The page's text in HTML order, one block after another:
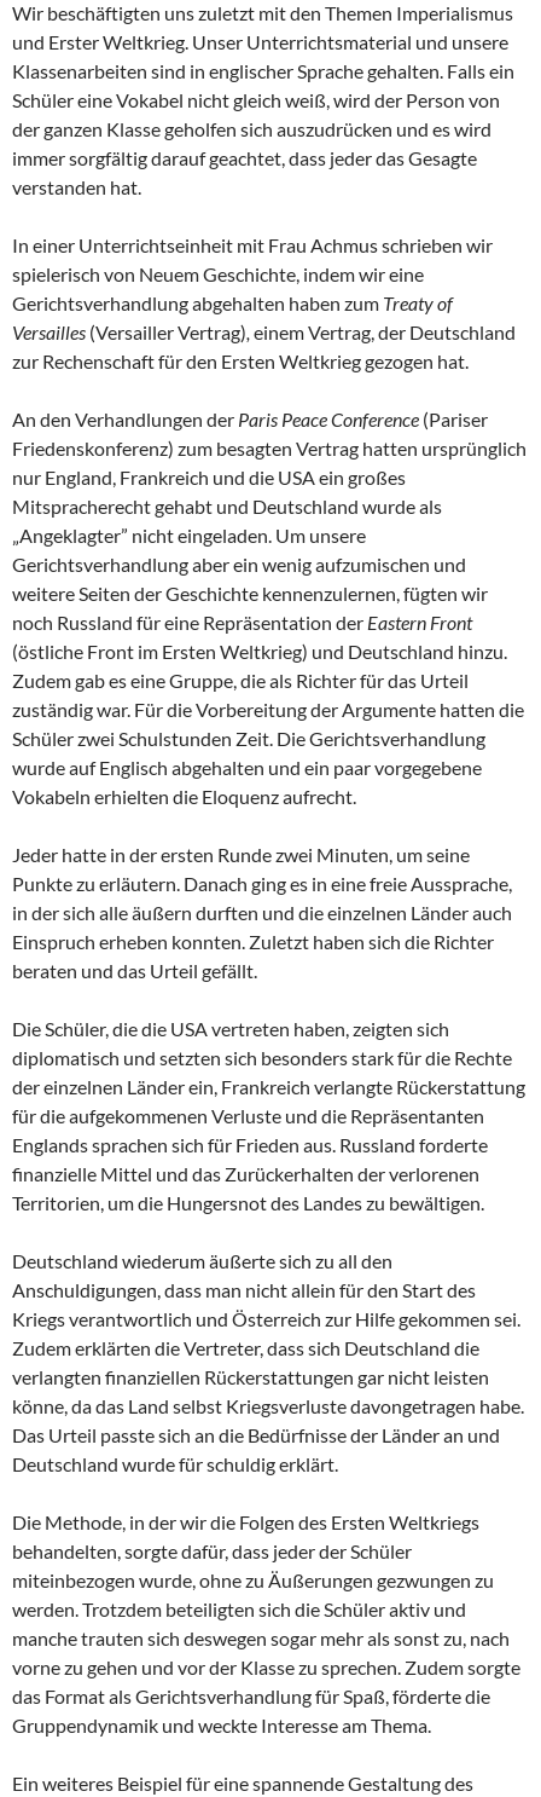
Wir beschäftigten uns zuletzt mit den Themen Imperialismus
und Erster Weltkrieg. Unser Unterrichtsmaterial und unsere
Klassenarbeiten sind in englischer Sprache gehalten. Falls ein
Schüler eine Vokabel nicht gleich weiß, wird der Person von
der ganzen Klasse geholfen sich auszudrücken und es wird
immer sorgfältig darauf geachtet, dass jeder das Gesagte
verstanden hat.
In einer Unterrichtseinheit mit Frau Achmus schrieben wir
spielerisch von Neuem Geschichte, indem wir eine
Gerichtsverhandlung abgehalten haben zum Treaty of
Versailles (Versailler Vertrag), einem Vertrag, der Deutschland
zur Rechenschaft für den Ersten Weltkrieg gezogen hat.
An den Verhandlungen der Paris Peace Conference (Pariser
Friedenskonferenz) zum besagten Vertrag hatten ursprünglich
nur England, Frankreich und die USA ein großes
Mitspracherecht gehabt und Deutschland wurde als
„Angeklagter” nicht eingeladen. Um unsere
Gerichtsverhandlung aber ein wenig aufzumischen und
weitere Seiten der Geschichte kennenzulernen, fügten wir
noch Russland für eine Repräsentation der Eastern Front
(östliche Front im Ersten Weltkrieg) und Deutschland hinzu.
Zudem gab es eine Gruppe, die als Richter für das Urteil
zuständig war. Für die Vorbereitung der Argumente hatten die
Schüler zwei Schulstunden Zeit. Die Gerichtsverhandlung
wurde auf Englisch abgehalten und ein paar vorgegebene
Vokabeln erhielten die Eloquenz aufrecht.
Jeder hatte in der ersten Runde zwei Minuten, um seine
Punkte zu erläutern. Danach ging es in eine freie Aussprache,
in der sich alle äußern durften und die einzelnen Länder auch
Einspruch erheben konnten. Zuletzt haben sich die Richter
beraten und das Urteil gefällt.
Die Schüler, die die USA vertreten haben, zeigten sich
diplomatisch und setzten sich besonders stark für die Rechte
der einzelnen Länder ein, Frankreich verlangte Rückerstattung
für die aufgekommenen Verluste und die Repräsentanten
Englands sprachen sich für Frieden aus. Russland forderte
finanzielle Mittel und das Zurückerhalten der verlorenen
Territorien, um die Hungersnot des Landes zu bewältigen.
Deutschland wiederum äußerte sich zu all den
Anschuldigungen, dass man nicht allein für den Start des
Kriegs verantwortlich und Österreich zur Hilfe gekommen sei.
Zudem erklärten die Vertreter, dass sich Deutschland die
verlangten finanziellen Rückerstattungen gar nicht leisten
könne, da das Land selbst Kriegsverluste davongetragen habe.
Das Urteil passte sich an die Bedürfnisse der Länder an und
Deutschland wurde für schuldig erklärt.
Die Methode, in der wir die Folgen des Ersten Weltkriegs
behandelten, sorgte dafür, dass jeder der Schüler
miteinbezogen wurde, ohne zu Äußerungen gezwungen zu
werden. Trotzdem beteiligten sich die Schüler aktiv und
manche trauten sich deswegen sogar mehr als sonst zu, nach
vorne zu gehen und vor der Klasse zu sprechen. Zudem sorgte
das Format als Gerichtsverhandlung für Spaß, förderte die
Gruppendynamik und weckte Interesse am Thema.
Ein weiteres Beispiel für eine spannende Gestaltung des